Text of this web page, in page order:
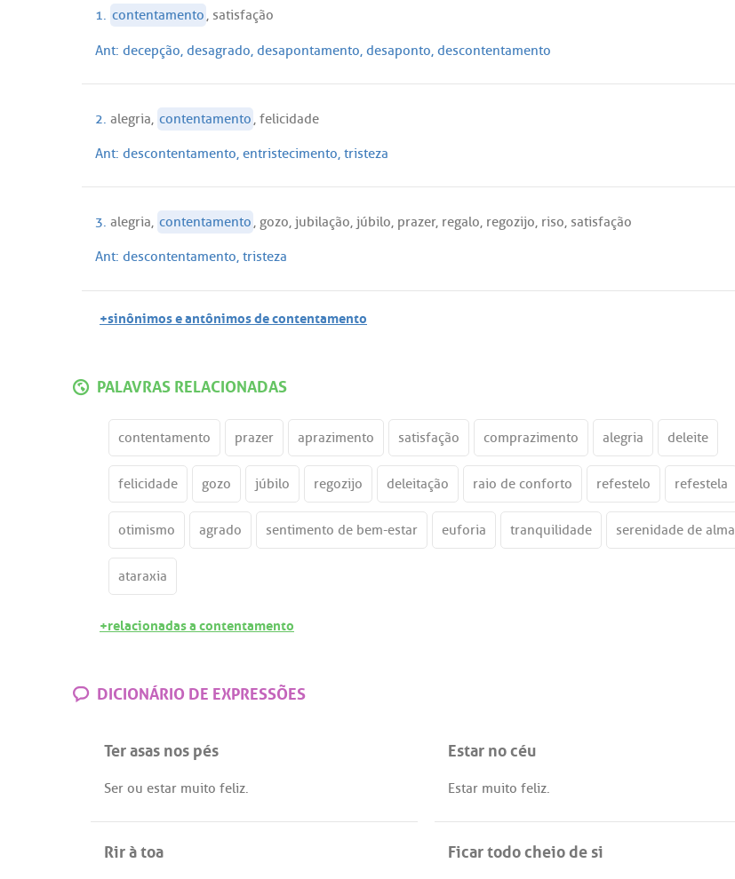
1. contentamento, satisfação
Ant: decepção, desagrado, desapontamento, desaponto, descontentamento
2. alegria, contentamento , felicidade
Ant: descontentamento, entristecimento, tristeza
3. alegria, contentamento , gozo, jubilação, júbilo, prazer, regalo, regozijo, riso, satisfação
Ant: descontentamento, tristeza
+sinônimos e antônimos de contentamento
PALAVRAS RELACIONADAS
contentamento prazer aprazimento satisfação comprazimento alegria deleite
felicidade gozo júbilo regozijo deleitação raio de conforto refestelo refestela
otimismo agrado sentimento de bem-estar euforia tranquilidade serenidade de alma
ataraxia
+relacionadas a contentamento
DICIONÁRIO DE EXPRESSÕES
Ter asas nos pés
Ser ou estar muito feliz.
Estar no céu
Estar muito feliz.
Rir à toa Ficar todo cheio de si